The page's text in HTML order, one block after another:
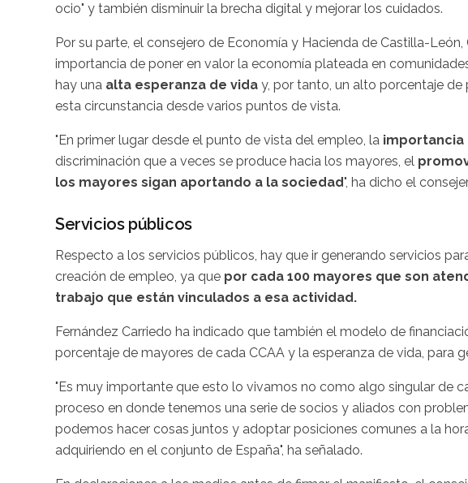
ocio" y también disminuir la brecha digital y mejorar los cuidados.
Por su parte, el consejero de Economía y Hacienda de Castilla-
importancia de poner en valor la economía plateada en
hay una alta esperanza de vida y, por tanto, un alto porcentaje
esta circunstancia desde varios puntos de vista.
"En primer lugar desde el punto de vista del empleo, la importancia
discriminación que a veces se produce hacia los mayores, el
los mayores sigan aportando a la sociedad", ha dicho el
Servicios públicos
Respecto a los servicios públicos, hay que ir generando servicios
creación de empleo, ya que por cada 100 mayores que son
trabajo que están vinculados a esa actividad.
Fernández Carriedo ha indicado que también el modelo de
porcentaje de mayores de cada CCAA y la esperanza de vida, para
"Es muy importante que esto lo vivamos no como algo singular de
proceso en donde tenemos una serie de socios y aliados con
podemos hacer cosas juntos y adoptar posiciones comunes a la
adquiriendo en el conjunto de España", ha señalado.